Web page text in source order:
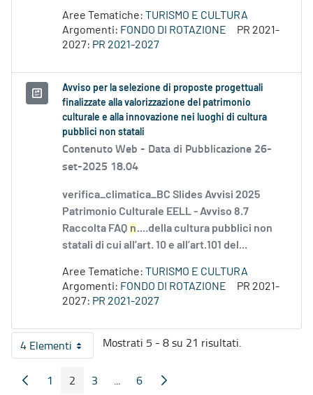
Aree Tematiche: TURISMO E CULTURA
Argomenti: FONDO DI ROTAZIONE
PR 2021-
2027: PR 2021-2027
Avviso per la selezione di proposte progettuali
finalizzate alla valorizzazione del patrimonio
culturale e alla innovazione nei luoghi di cultura
pubblici non statali
Contenuto Web - Data di Pubblicazione 26-
set-2025 18.04
verifica_climatica_BC Slides Avvisi 2025
Patrimonio Culturale EELL - Avviso 8.7
Raccolta FAQ n....della cultura pubblici non
statali di cui all’art. 10 e all’art.101 del...
Aree Tematiche: TURISMO E CULTURA
Argomenti: FONDO DI ROTAZIONE
PR 2021-
2027: PR 2021-2027
4 ElementiPer pagina
Mostrati 5 - 8 su 21 risultati.
Pagina Precedente
Pagina
1 Pagina
2 Pagina
3 ...
Pagine intermedie
Pagina
6 Pagina Seguente